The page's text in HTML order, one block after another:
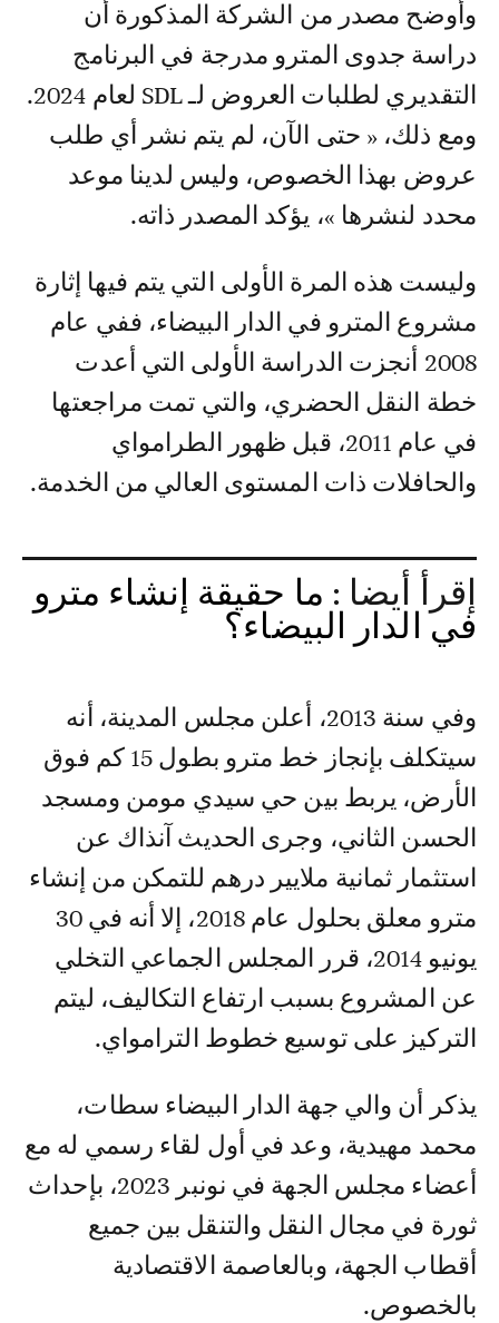
وأوضح مصدر من الشركة المذكورة أن
دراسة جدوى المترو مدرجة في البرنامج
التقديري لطلبات العروض لـ SDL لعام 2024.
ومع ذلك، « حتى الآن، لم يتم نشر أي طلب
عروض بهذا الخصوص، وليس لدينا موعد
محدد لنشرها »، يؤكد المصدر ذاته.
وليست هذه المرة الأولى التي يتم فيها إثارة
مشروع المترو في الدار البيضاء، ففي عام
2008 أنجزت الدراسة الأولى التي أعدت
خطة النقل الحضري، والتي تمت مراجعتها
في عام 2011، قبل ظهور الطرامواي
والحافلات ذات المستوى العالي من الخدمة.
إقرأ أيضا : ما حقيقة إنشاء مترو
في الدار البيضاء؟
وفي سنة 2013، أعلن مجلس المدينة، أنه
سيتكلف بإنجاز خط مترو بطول 15 كم فوق
الأرض، يربط بين حي سيدي مومن ومسجد
الحسن الثاني، وجرى الحديث آنذاك عن
استثمار ثمانية ملايير درهم للتمكن من إنشاء
مترو معلق بحلول عام 2018، إلا أنه في 30
يونيو 2014، قرر المجلس الجماعي التخلي
عن المشروع بسبب ارتفاع التكاليف، ليتم
التركيز على توسيع خطوط الترامواي.
يذكر أن والي جهة الدار البيضاء سطات،
محمد مهيدية، وعد في أول لقاء رسمي له مع
أعضاء مجلس الجهة في نونبر 2023، بإحداث
ثورة في مجال النقل والتنقل بين جميع
أقطاب الجهة، وبالعاصمة الاقتصادية
بالخصوص.